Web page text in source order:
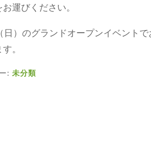
運びください。
日）のグランドオープンイベント
。
: 未分類